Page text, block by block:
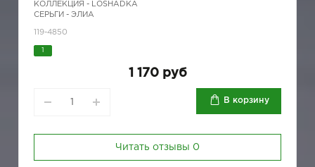
КОЛЛЕКЦИЯ - LOSHADKA
СЕРЬГИ - ЭЛИА
119-4850
1 170 руб
В корзину
Читать отзывы 0